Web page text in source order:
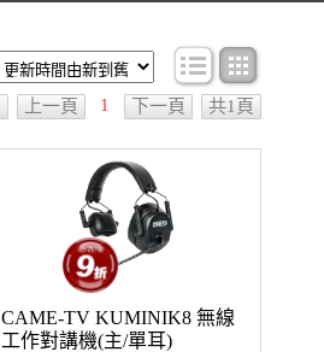
條目顯示
上一頁 1 下一頁 共1頁
CAME-TV KUMINIK8 無線
工作對講機(主/單耳)